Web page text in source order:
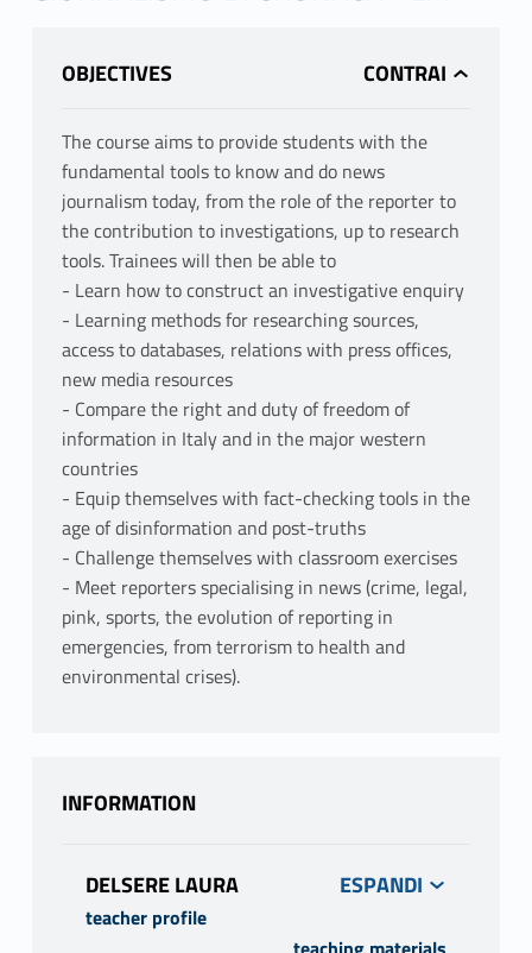
OBJECTIVES
The course aims to provide students with the
fundamental tools to know and do news
journalism today, from the role of the reporter to
the contribution to investigations, up to research
tools. Trainees will then be able to
- Learn how to construct an investigative enquiry
- Learning methods for researching sources,
access to databases, relations with press offices,
new media resources
- Compare the right and duty of freedom of
information in Italy and in the major western
countries
- Equip themselves with fact-checking tools in the
age of disinformation and post-truths
- Challenge themselves with classroom exercises
- Meet reporters specialising in news (crime, legal,
pink, sports, the evolution of reporting in
emergencies, from terrorism to health and
environmental crises).
INFORMATION
DELSERE LAURA
teacher profile